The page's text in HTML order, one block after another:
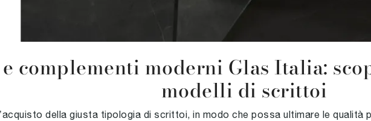
e complementi moderni Glas Italia:
modelli di scrittoi
della giusta tipologia di scrittoi, in modo che possa ultimare le